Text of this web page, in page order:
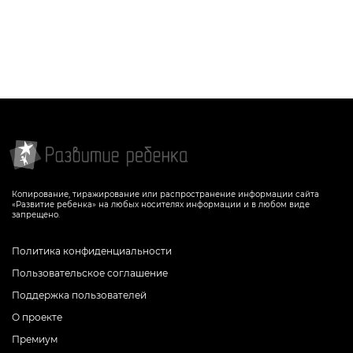
Копирование, тиражирование или распространение информации сайта
«Развитие ребенка» на любых носителях информации и в любом виде
запрещено.
Политика конфиденциальности
Пользовательское соглашение
Поддержка пользователей
О проекте
Премиум